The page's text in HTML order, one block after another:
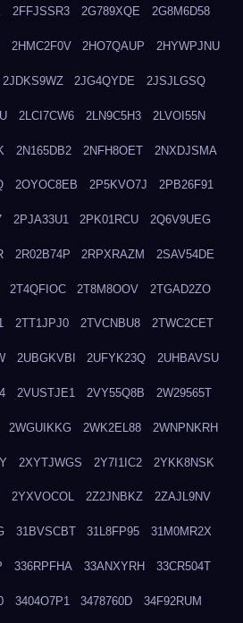
2FFJSSR3 2G789XQE 2G8M6D58
2HMC2F0V 2HO7QAUP 2HYWPJNU
2JDKS9WZ 2JG4QYDE 2JSJLGSQ
2LCI7CW6 2LN9C5H3 2LVOI55N
2N165DB2 2NFH8OET 2NXDJSMA
2OYOC8EB 2P5KVO7J 2PB26F91
2PJA33U1 2PK01RCU 2Q6V9UEG
2R02B74P 2RPXRAZM 2SAV54DE
2T4QFIOC 2T8M8OOV 2TGAD2ZO
2TT1JPJ0 2TVCNBU8 2TWC2CET
2UBGKVBI 2UFYK23Q 2UHBAVSU
2VUSTJE1 2VY55Q8B 2W29565T
2WGUIKKG 2WK2EL88 2WNPNKRH
2XYTJWGS 2Y7I1IC2 2YKK8NSK
2YXVOCOL 2Z2JNBKZ 2ZAJL9NV
31BVSCBT 31L8FP95 31M0MR2X
336RPFHA 33ANXYRH 33CR504T
3404O7P1 3478760D 34F92RUM